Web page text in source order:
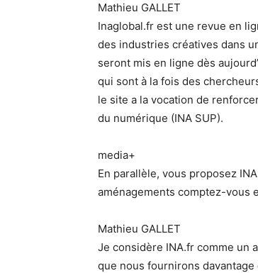
Mathieu GALLET
Inaglobal.fr est une revue en
des industries créatives dans
seront mis en ligne dès
qui sont à la fois des
le site a la vocation de
du numérique (INA SUP).
media+
En parallèle, vous proposez
aménagements comptez-vous
Mathieu GALLET
Je considère INA.fr comme un
que nous fournirons